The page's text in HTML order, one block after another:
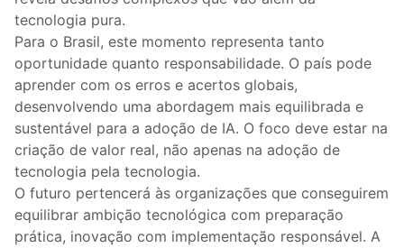
tecnologia pura.
Para o Brasil, este momento representa tanto
oportunidade quanto responsabilidade. O país pode
aprender com os erros e acertos globais,
desenvolvendo uma abordagem mais equilibrada e
sustentável para a adoção de IA. O foco deve estar na
criação de valor real, não apenas na adoção de
tecnologia pela tecnologia.
O futuro pertencerá às organizações que conseguirem
equilibrar ambição tecnológica com preparação
prática, inovação com implementação responsável. A